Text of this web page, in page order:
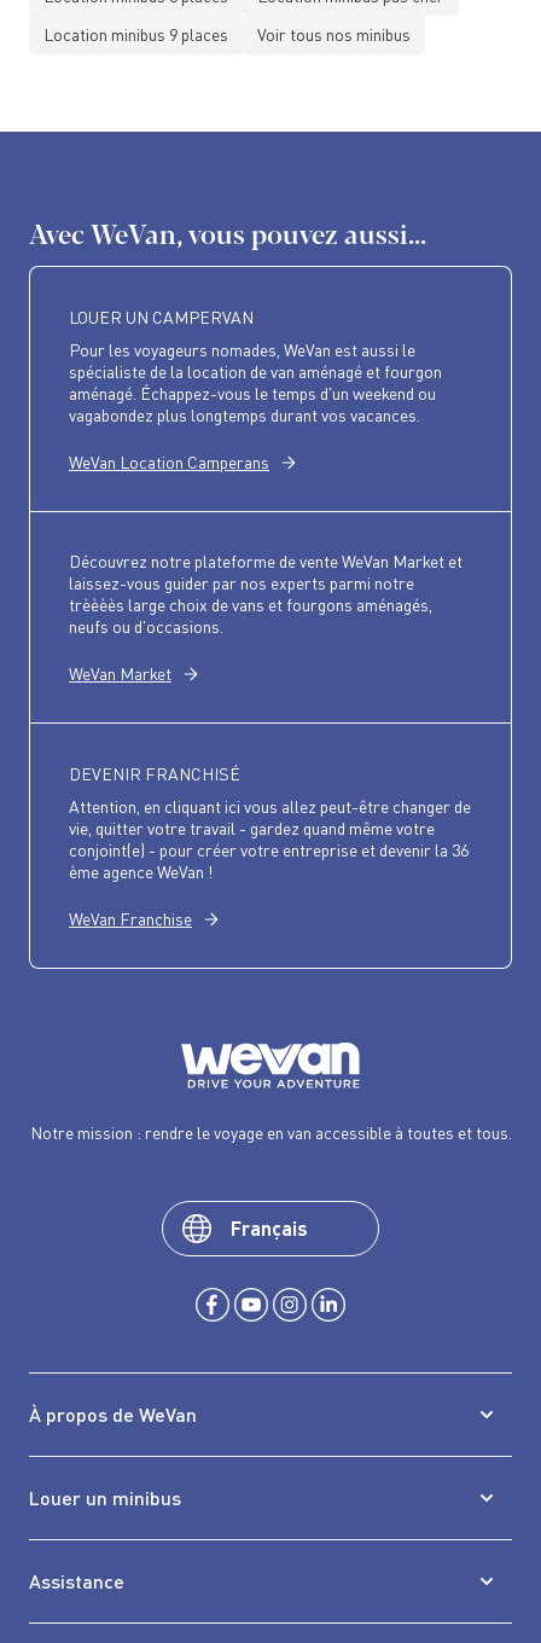
Location minibus 9 places
Voir tous nos minibus
Avec WeVan, vous pouvez aussi...
LOUER UN CAMPERVAN
Pour les voyageurs nomades, WeVan est aussi le
spécialiste de la location de van aménagé et fourgon
aménagé. Échappez-vous le temps d'un weekend ou
vagabondez plus longtemps durant vos vacances.
WeVan Location Camperans
Découvrez notre plateforme de vente WeVan Market et
laissez-vous guider par nos experts parmi notre
trèèèès large choix de vans et fourgons aménagés,
neufs ou d'occasions.
WeVan Market
DEVENIR FRANCHISÉ
Attention, en cliquant ici vous allez peut-être changer de
vie, quitter votre travail - gardez quand même votre
conjoint(e) - pour créer votre entreprise et devenir la 36
ème agence WeVan !
WeVan Franchise
Notre mission : rendre le voyage en van accessible à toutes et tous.
À propos de WeVan
Louer un minibus
Assistance
Français